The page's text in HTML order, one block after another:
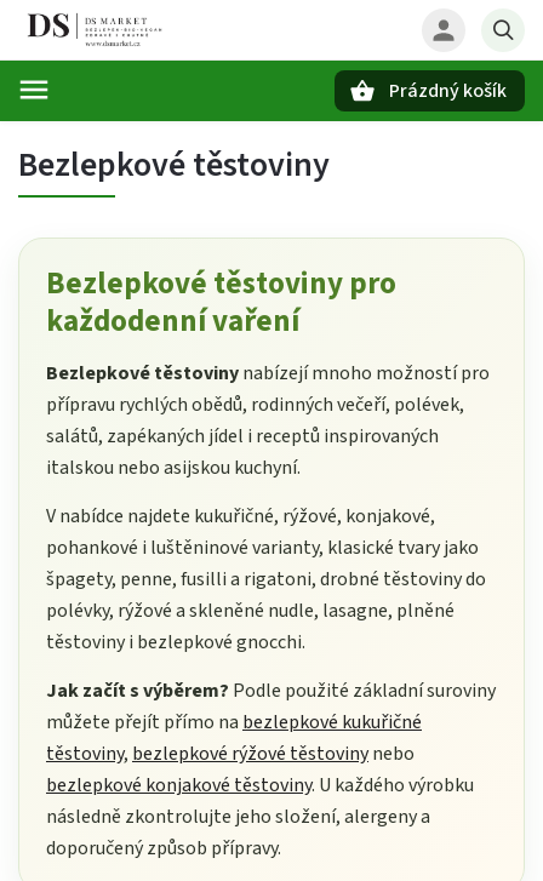
Prázdný košík
Bezlepkové těstoviny
Bezlepkové těstoviny pro
každodenní vaření
Bezlepkové těstovinynabízejí mnoho možností pro
přípravu rychlých obědů, rodinných večeří, polévek,
salátů, zapékaných jídel i receptů inspirovaných
italskou nebo asijskou kuchyní.
V nabídce najdete kukuřičné, rýžové, konjakové,
pohankové i luštěninové varianty, klasické tvary jako
špagety, penne, fusilli a rigatoni, drobné těstoviny do
polévky, rýžové a skleněné nudle, lasagne, plněné
těstoviny i bezlepkové gnocchi.
Jak začít s výběrem? Podle použité základní suroviny
můžete přejít přímo na bezlepkové kukuřičné
těstoviny, bezlepkové rýžové těstovinynebo
bezlepkové konjakové těstoviny. U každého výrobku
následně zkontrolujte jeho složení, alergeny a
doporučený způsob přípravy.